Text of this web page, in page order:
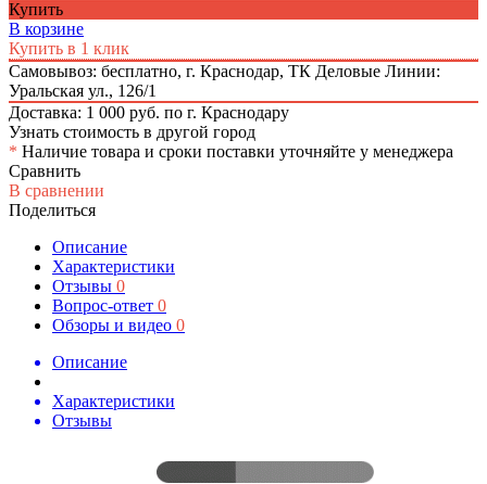
Купить
В корзине
Купить в 1 клик
Самовывоз: бесплатно, г. Краснодар, ТК Деловые Линии:
Уральская ул., 126/1
Доставка: 1 000 руб. по г. Краснодару
Узнать стоимость в другой город
* Наличие товара и сроки поставки уточняйте у менеджера
Сравнить
В сравнении
Поделиться
Описание
Характеристики
Отзывы 0
Вопрос-ответ 0
Обзоры и видео 0
Описание
Характеристики
Отзывы